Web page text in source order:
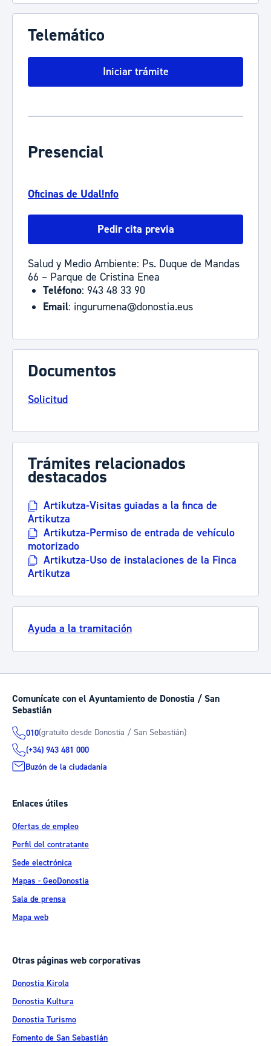
Telemático
Iniciar trámite
Presencial
Oficinas de Udal!nfo
Pedir cita previa
Salud y Medio Ambiente: Ps. Duque de Mandas
66 – Parque de Cristina Enea
Teléfono: 943 48 33 90
Email: ingurumena@donostia.eus
Documentos
Solicitud
Trámites relacionados
destacados
Artikutza-Visitas guiadas a la finca de
Artikutza
Artikutza-Permiso de entrada de vehículo
motorizado
Artikutza-Uso de instalaciones de la Finca
Artikutza
Ayuda a la tramitación
Comunícate con el Ayuntamiento de Donostia / San
Sebastián
010(gratuito desde Donostia / San Sebastián)
(+34) 943 481 000
Buzón de la ciudadanía
Enlaces útiles
Ofertas de empleo
Perfil del contratante
Sede electrónica
Mapas - GeoDonostia
Sala de prensa
Mapa web
Otras páginas web corporativas
Donostia Kirola
Donostia Kultura
Donostia Turismo
Fomento de San Sebastián